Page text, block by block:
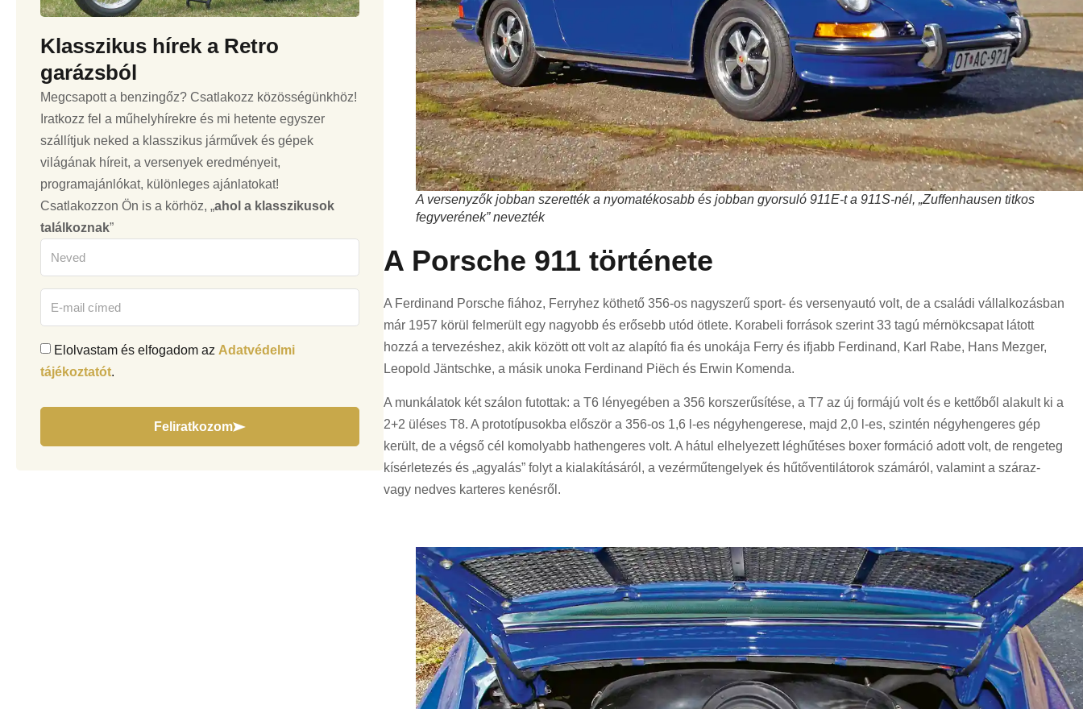
Klasszikus hírek a Retro
garázsból
Megcsapott a benzingőz? Csatlakozz közösségünkhöz!
Iratkozz fel a műhelyhírekre és mi hetente egyszer
szállítjuk neked a klasszikus járművek és gépek
világának híreit, a versenyek eredményeit,
programajánlókat, különleges ajánlatokat!
Csatlakozzon Ön is a körhöz, „ahol a klasszikusok
találkoznak”
Elolvastam és elfogadom az Adatvédelmi
tájékoztatót.
Feliratkozom
A versenyzők jobban szerették a nyomatékosabb és jobban gyorsuló 911E-t a 911S-nél, „Zuffenhausen titkos
fegyverének” nevezték
A Porsche 911 története
A Ferdinand Porsche fiához, Ferryhez köthető 356-os nagyszerű sport- és versenyautó volt, de a családi vállalkozásban
már 1957 körül felmerült egy nagyobb és erősebb utód ötlete. Korabeli források szerint 33 tagú mérnökcsapat látott
hozzá a tervezéshez, akik között ott volt az alapító fia és unokája Ferry és ifjabb Ferdinand, Karl Rabe, Hans Mezger,
Leopold Jäntschke, a másik unoka Ferdinand Piëch és Erwin Komenda.
A munkálatok két szálon futottak: a T6 lényegében a 356 korszerűsítése, a T7 az új formájú volt és e kettőből alakult ki a
2+2 üléses T8. A prototípusokba először a 356-os 1,6 l-es négyhengerese, majd 2,0 l-es, szintén négyhengeres gép
került, de a végső cél komolyabb hathengeres volt. A hátul elhelyezett léghűtéses boxer formáció adott volt, de rengeteg
kísérletezés és „agyalás” folyt a kialakításáról, a vezérműtengelyek és hűtőventilátorok számáról, valamint a száraz-
vagy nedves karteres kenésről.